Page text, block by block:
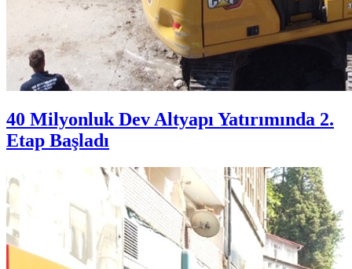
40 Milyonluk Dev Altyapı Yatırımında 2.
Etap Başladı